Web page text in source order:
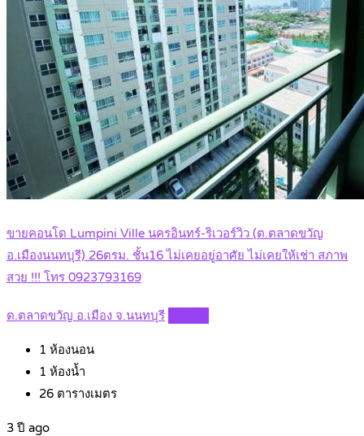
ขายคอนโด Lumpini Ville นครอินทร์-ริเวอร์วิว (ต.ตลาดขวัญ
อ.เมืองนนทบุรี) 26ตรม. ชั้น16 ไม่เคยอยู่อาศัย ไม่เคยให้เช่า สภาพ
สวย !!! โทร 0923793169
ต.ตลาดขวัญ อ.เมือง จ.นนทบุรี
1 ห้องนอน
1 ห้องน้ำ
26 ตารางเมตร
3 ปี ago